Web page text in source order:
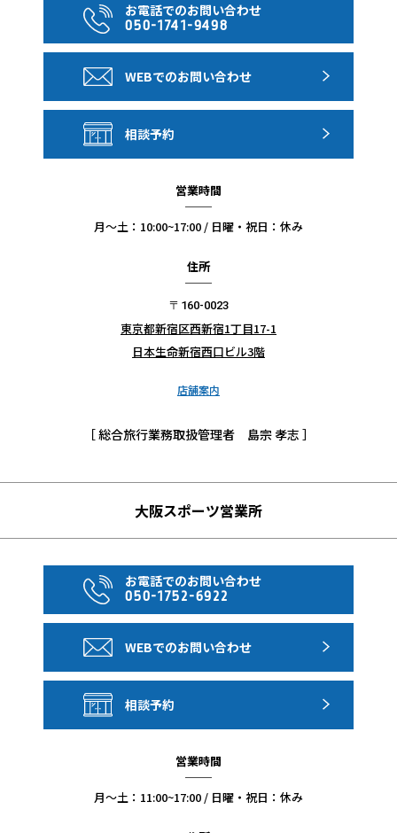
お電話でのお問い合わせ
050-1741-9498
WEBでのお問い合わせ
相談予約
営業時間
月〜土：10:00~17:00 / 日曜・祝日：休み
住所
〒160-0023
東京都新宿区西新宿1丁目17-1
日本生命新宿西口ビル3階
店舗案内
［ 総合旅行業務取扱管理者 島宗 孝志 ］
大阪スポーツ営業所
お電話でのお問い合わせ
050-1752-6922
WEBでのお問い合わせ
相談予約
営業時間
月〜土：11:00~17:00 / 日曜・祝日：休み